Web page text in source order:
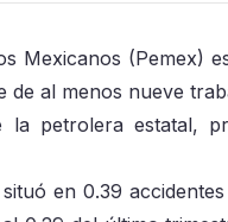
Mexicanos
al menos nueve
la petrolera estatal,
en 0.39